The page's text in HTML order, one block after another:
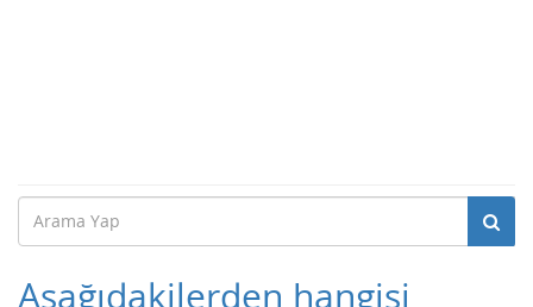
Aşağıdakilerden hangisi